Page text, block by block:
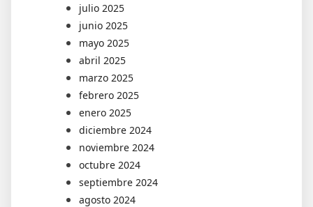
julio 2025
junio 2025
mayo 2025
abril 2025
marzo 2025
febrero 2025
enero 2025
diciembre 2024
noviembre 2024
octubre 2024
septiembre 2024
agosto 2024